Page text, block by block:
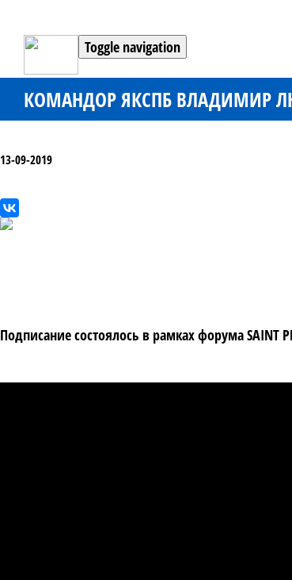
Toggle navigation
КОМАНДОР ЯКСПБ ВЛАДИМИР
13-09-2019
Подписание состоялось в рамках форума SAINT